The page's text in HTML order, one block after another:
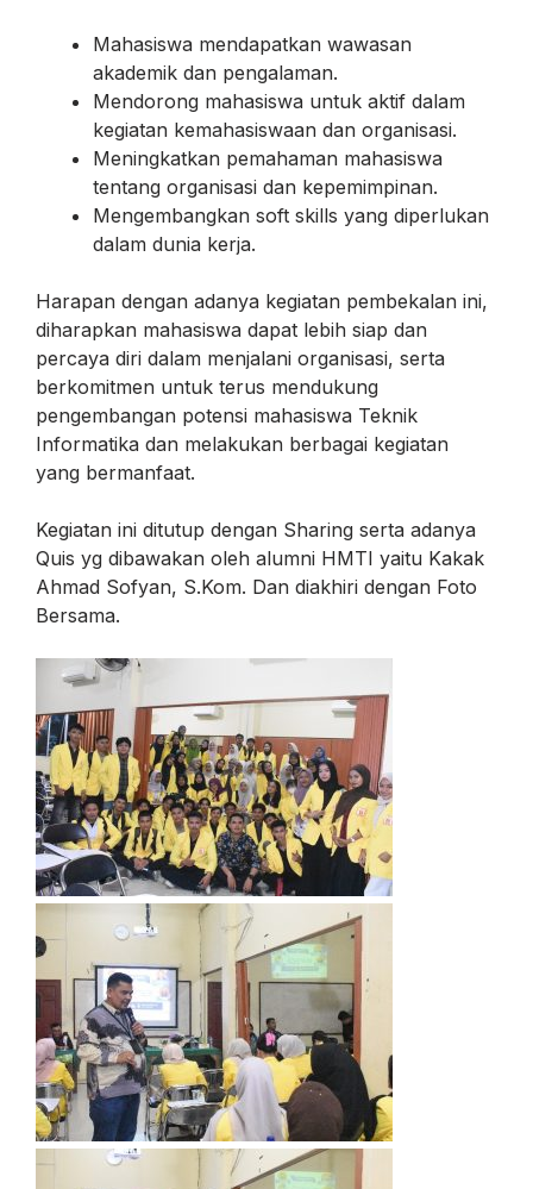
Mahasiswa mendapatkan wawasan
akademik dan pengalaman.
Mendorong mahasiswa untuk aktif dalam
kegiatan kemahasiswaan dan organisasi.
Meningkatkan pemahaman mahasiswa
tentang organisasi dan kepemimpinan.
Mengembangkan soft skills yang diperlukan
dalam dunia kerja.
Harapan dengan adanya kegiatan pembekalan ini,
diharapkan mahasiswa dapat lebih siap dan
percaya diri dalam menjalani organisasi, serta
berkomitmen untuk terus mendukung
pengembangan potensi mahasiswa Teknik
Informatika dan melakukan berbagai kegiatan
yang bermanfaat.
Kegiatan ini ditutup dengan Sharing serta adanya
Quis yg dibawakan oleh alumni HMTI yaitu Kakak
Ahmad Sofyan, S.Kom. Dan diakhiri dengan Foto
Bersama.